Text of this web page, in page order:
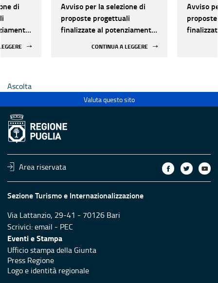
di
Avviso per la selezione di
proposte progettuali
finalizzate al potenziamento
CONTINUA A LEGGERE
Avviso
Ascolta
Valuta questo sito
Area riservata
Sezione Turismo e Internazionalizzazione
Via Lattanzio, 29-41 - 70126 Bari
Scrivici:email - PEC
Eventi e Stampa
Ufficio stampa della Giunta
Press Regione
Logo e identità regionale